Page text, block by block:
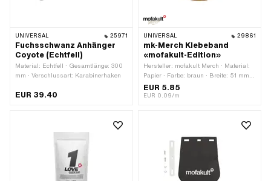
UNIVERSAL 25971
Fuchsschwanz Anhänger
Coyote (Echtfell)
Material: Echtfell · Gesamtlänge: 300
mm · Verschlussart: Karabinerhaken
EUR 39.40
UNIVERSAL 29861
mk-Merch Klebeband
«mofakult-Edition»
Hersteller: mofakult Merch · Material:
Papier · Farbe: braun · Breite: 51 mm ·
Gesamtlänge: 66000 mm ·
Beschaffenheit Rückseite: Klebstoff ·
EUR 5.85
EUR 0.09/m